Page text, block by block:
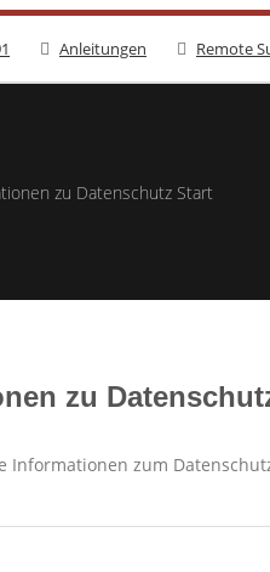
Anleitungen Remote
zu Datenschutz Start
zu
Informationen zum